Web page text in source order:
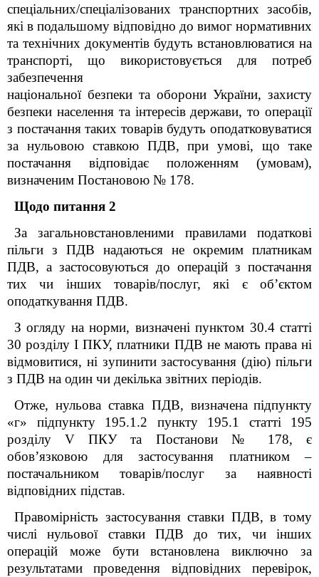
спеціальних/спеціалізованих транспортних засобів,
які в подальшому відповідно до вимог нормативних
та технічних документів будуть встановлюватися на
транспорті, що використовується для потреб
забезпечення
національної безпеки та оборони України, захисту
безпеки населення та інтересів держави, то операції
з постачання таких товарів будуть оподатковуватися
за нульовою ставкою ПДВ, при умові, що таке
постачання відповідає положенням (умовам),
визначеним Постановою № 178.
Щодо питання 2
За загальновстановленими правилами податкові
пільги з ПДВ надаються не окремим платникам
ПДВ, а застосовуються до операцій з постачання
тих чи інших товарів/послуг, які є об’єктом
оподаткування ПДВ.
З огляду на норми, визначені пунктом 30.4 статті
30 розділу I ПКУ, платники ПДВ не мають права ні
відмовитися, ні зупинити застосування (дію) пільги
з ПДВ на один чи декілька звітних періодів.
Отже,нульова ставка ПДВ, визначена підпункту
«г» підпункту 195.1.2 пункту 195.1 статті 195
розділу V ПКУ та Постанови № 178, є
обов’язковою для застосування платником –
постачальником товарів/послуг за наявності
відповідних підстав.
Правомірність застосування ставки ПДВ, в тому
числі нульової ставки ПДВ до тих, чи інших
операцій може бути встановлена виключно за
результатами проведення відповідних перевірок,